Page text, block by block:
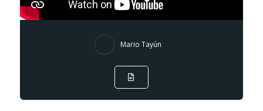
Mario Tayún